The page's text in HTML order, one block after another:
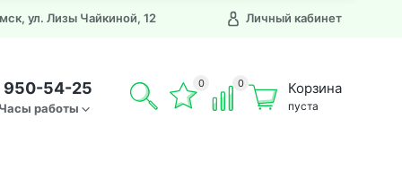
ул. Лизы Чайкиной, 12 Личный кабинет
950-54-25
работы
0 0 Корзина
пуста